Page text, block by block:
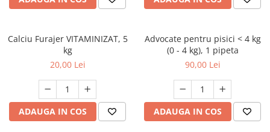
FRESH FARM
MY LOVE
RECOMPENSE
ACCESORII
DIETE VETERINARE
IGIENA SI COSMETICA
FARMINA
FRESH FARM
ACCESORII
DIETE VETERINARE
IGIENA SI COSMETICA
Calciu Furajer VITAMINIZAT, 5
kg
20,00 Lei
ADAUGA IN COS
Advocate pentru pisici < 4 kg
(0 - 4 kg), 1 pipeta
90,00 Lei
ADAUGA IN COS